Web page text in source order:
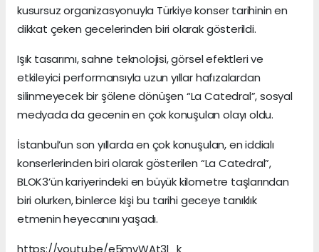
kusursuz organizasyonuyla Türkiye konser tarihinin en
dikkat çeken gecelerinden biri olarak gösterildi.
Işık tasarımı, sahne teknolojisi, görsel efektleri ve
etkileyici performansıyla uzun yıllar hafızalardan
silinmeyecek bir şölene dönüşen “La Catedral”, sosyal
medyada da gecenin en çok konuşulan olayı oldu.
İstanbul’un son yıllarda en çok konuşulan, en iddialı
konserlerinden biri olarak gösterilen “La Catedral”,
BLOK3’ün kariyerindeki en büyük kilometre taşlarından
biri olurken, binlerce kişi bu tarihi geceye tanıklık
etmenin heyecanını yaşadı.
https://youtu.be/e5mvWAt3l_k